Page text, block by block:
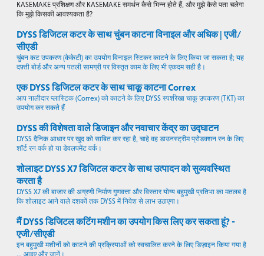
KASEMAKE प्रशिक्षण और KASEMAKE समर्थन कैसे भिन्न होते हैं, और मुझे कैसे पता चलेगा
कि मुझे किसकी आवश्यकता है?
DYSS डिजिटल कटर के साथ चुंबन काटना विनाइल और अधिक | एजी/
सीएडी
चुंबन कट उपकरण (केकेटी) का उपयोग विनाइल स्टिकर काटने के लिए किया जा सकता है; यह
दफ़्ती बोर्ड और अन्य पतली सामग्री पर विस्तृत काम के लिए भी एकदम सही है।
एक DYSS डिजिटल कटर के साथ चाकू काटना Correx
आप नालीदार प्लास्टिक (Correx) को काटने के लिए DYSS स्पर्शरेखा चाकू उपकरण (TKT) का
उपयोग कर सकते हैं
DYSS की विशेषता वाले डिजाइन और नवाचार केंद्र का उद्घाटन
DYSS दैनिक आधार पर खुद को साबित कर रहा है, चाहे वह डाउनस्ट्रीम प्रोडक्शन रन के लिए
शॉर्ट रन वर्क हो या डेवलपमेंट वर्क।
शोलाइट DYSS X7 डिजिटल कटर के साथ उत्पादन को सुव्यवस्थित
करता है
DYSS X7 की बाजार की अग्रणी निर्माण गुणवत्ता और विस्तार योग्य बहुमुखी प्रतिभा का मतलब है
कि शोलाइट आने वाले दशकों तक DYSS में निवेश से लाभ उठाएगा।
मैं DYSS डिजिटल कटिंग मशीन का उपयोग किस लिए कर सकता हूं? -
एजी/सीएडी
इन बहुमुखी मशीनों को काटने की प्रक्रियाओं को स्वचालित करने के लिए डिज़ाइन किया गया है